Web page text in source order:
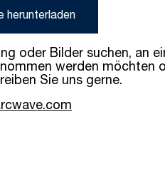
herunterladen
oder Bilder suchen, an
werden möchten
Sie uns gerne.